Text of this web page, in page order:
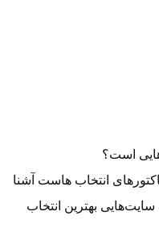
است؟
انتخاب هاست آشنا
سایت‌هایی بهترین انتخاب